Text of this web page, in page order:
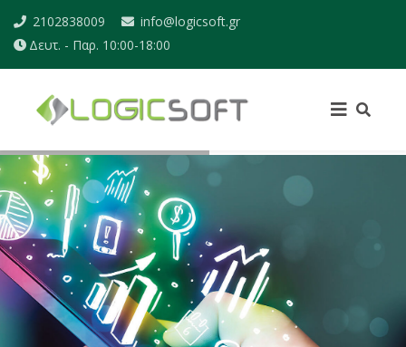
2102838009
info@logicsoft.gr
Δευτ. - Παρ. 10:00-18:00